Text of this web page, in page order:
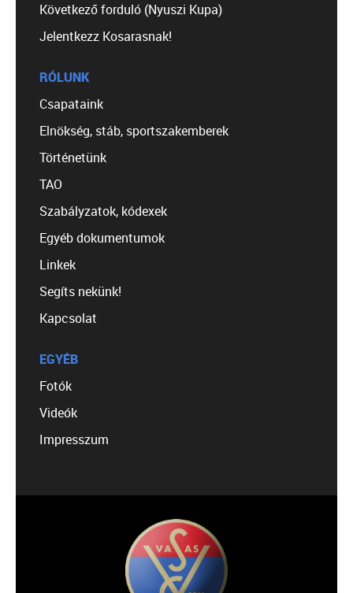
Következő forduló (Nyuszi Kupa)
Jelentkezz Kosarasnak!
RÓLUNK
Csapataink
Elnökség, stáb, sportszakemberek
Történetünk
TAO
Szabályzatok, kódexek
Egyéb dokumentumok
Linkek
Segíts nekünk!
Kapcsolat
EGYÉB
Fotók
Videók
Impresszum